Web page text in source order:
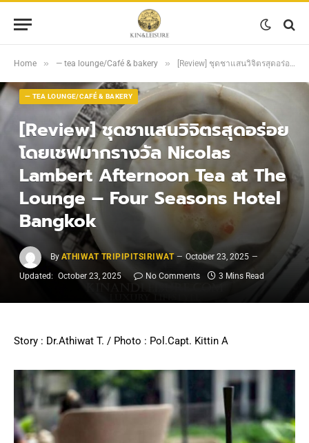
Home » — tea lounge/Café & bakery » [Review] ชุดชาแสนวิจิตรสุดอร่อย โดยเชฟมากรางวัล Nicolas Lambert Afternoon Tea at The Lounge – Four Seasons Hotel Bangkok
— TEA LOUNGE/CAFÉ & BAKERY
[Review] ชุดชาแสนวิจิตรสุดอร่อย
โดยเชฟมากรางวัล Nicolas
Lambert Afternoon Tea at The
Lounge – Four Seasons Hotel
Bangkok
By ATHIWAT TRIPIPITSIRIWAT
October 23, 2025
Updated: October 23, 2025 No Comments 3 Mins Read
Story : Dr.Athiwat T. / Photo : Pol.Capt. Kittin A